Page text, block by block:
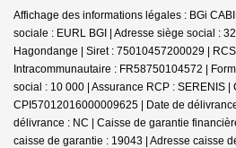
Affichage des informations légales : BGi
sociale : EURL BGI | Adresse siège social :
Hagondange | Siret : 75010457200029 |
Intracommunautaire : FR58750104572 |
social : 10 000 | Assurance RCP : SERENIS |
CPI57012016000009625 | Date de
délivrance : NC | Caisse de garantie
caisse de garantie : 19043 | Adresse caisse